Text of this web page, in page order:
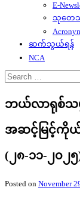
E-
သုတေသ
ဆက်သွယ်ရန်
NCA
Search
for:
ဘယ်လာရုစ်သမ္
အဆင့်မြင့်ကို
(၂၈-၁၁-၂၀၂၅
Posted on November